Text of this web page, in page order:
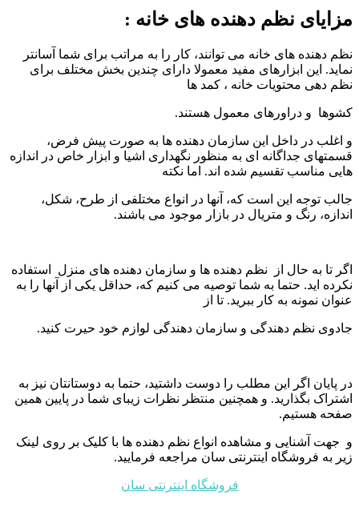
مزایای نظم دهنده های خانه :
نظم دهنده های خانه می توانند، کار را به مراتب برای شما آسانتر
نماید. این ابزارهای مفید معمولا دارای چندین بخش مختلف برای
نظم دهی محتویات خانه ، کمد ها
کشوها و دراورهای معمول هستند.
و اغلب در داخل این سازمان دهنده ها به صورت پیش فرض،
قسمتهای جداگانه ای به منظور نگهداری اشیا و ابزار خاص در اندازه
هایی مناسب تقسیم شده اند. اما نکته
جالب توجه این است که، آنها در انواع مختلفی از طرح، شکل،
اندازه، رنگ و متریال در بازار موجود می باشند.
اگر تا به حال از نظم دهنده ها و سازمان دهنده های منزل استفاده
نکرده اید. حتما به شما توصیه می کنیم که، حداقل یکی از آنها را به
عنوان نمونه به کار ببرید. تا از
جادوی نظم دهندگی و سازمان دهندگی لوازم خود حیرت کنید.
در پایان اگر این مطلب را دوست داشتید، حتما به دوستانتان نیز به
اشتراک بگذارید. و همچنین منتظر نظرات زیبای شما در پایین همین
صفحه هستیم.
و جهت آشنایی و مشاهده انواع نظم دهنده ها با کلیک بر روی لینک
زیر به فروشگاه اینترنتی سان مراجعه فرمایید.
فروشگاه اینترنتی سان